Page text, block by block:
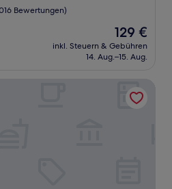
Bewertungen)
Der
Preis
beträgt
129 €
inkl. Steuern & Gebühren
14. Aug.–15. Aug.
City - San Mateo by IHG